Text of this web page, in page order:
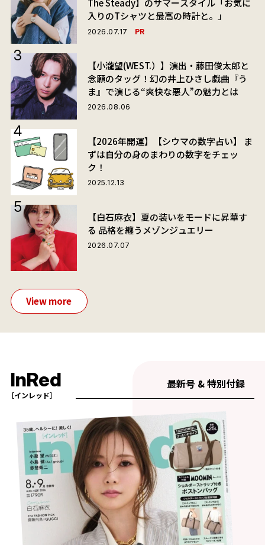
The Steady】のサマースタイル「お気に
入りのTシャツと最高の時計と。」
2026.07.17 PR
【小瀧望(WEST.）】演出・藤田俊太郎と
念願のタッグ！幻の井上ひさし戯曲『う
ま』で演じる“爽快な悪人”の魅力とは
2026.08.06
【2026年開運】【シウマの数字占い】 ま
ずは自分の身のまわりの数字をチェッ
ク！
2025.12.13
【白石麻衣】夏の装いをモードに昇華す
る 品格を纏うメゾンジュエリー
2026.07.07
View more
InRed
［インレッド］
最新号 & 特別付録